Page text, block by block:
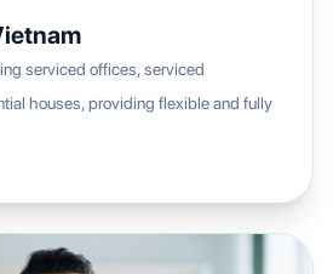
serviced offices, serviced
houses, providing flexible and fully